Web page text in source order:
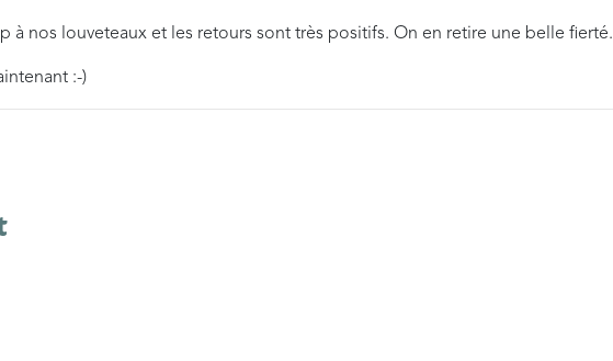
à nos louveteaux et les retours sont très positifs. On en retire une belle fierté.
:-)